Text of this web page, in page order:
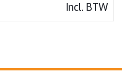
Incl. BTW